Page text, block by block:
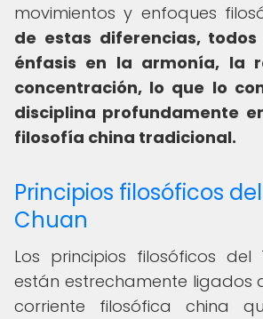
movimientos y enfoques
de estas diferencias,
énfasis en la armonía, la
concentración, lo que lo
disciplina profundamente
filosofía china tradicional.
Principios filosóficos
Chuan
Los principios filosóficos del
están estrechamente ligados
corriente filosófica china